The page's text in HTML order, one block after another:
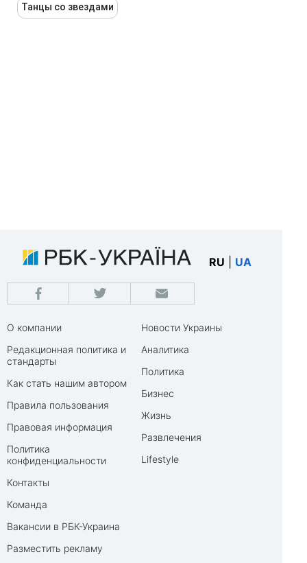
Танцы со звездами
RU UA
О компании
Редакционная политика и
стандарты
Как стать нашим автором
Правила пользования
Правовая информация
Политика
конфиденциальности
Контакты
Команда
Вакансии в РБК-Украина
Разместить рекламу
Новости Украины
Аналитика
Политика
Бизнес
Жизнь
Развлечения
Lifestyle